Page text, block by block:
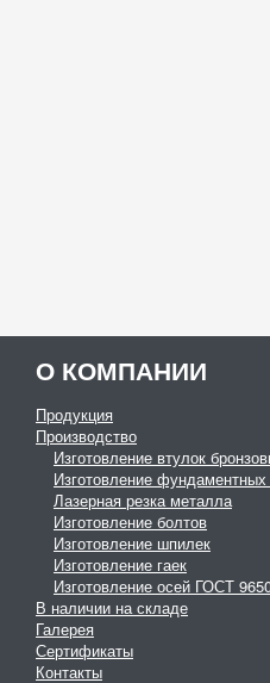
О КОМПАНИИ
Продукция
Производство
Изготовление втулок
Изготовление
Лазерная резка металла
Изготовление болтов
Изготовление шпилек
Изготовление гаек
Изготовление осей ГОСТ
В наличии на складе
Галерея
Сертификаты
Контакты